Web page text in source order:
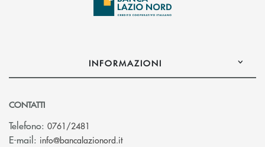
INFORMAZIONI
CONTATTI
Telefono: 0761/2481
E-mail: info@bancalazionord.it(si apre l’app di posta elettronica)